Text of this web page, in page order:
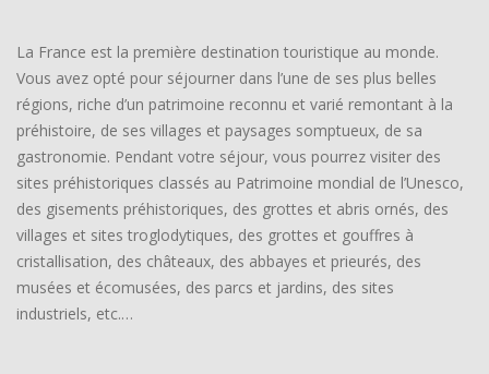
La France est la première destination touristique au monde.
Vous avez opté pour séjourner dans l’une de ses plus belles
régions, riche d’un patrimoine reconnu et varié remontant à la
préhistoire, de ses villages et paysages somptueux, de sa
gastronomie. Pendant votre séjour, vous pourrez visiter des
sites préhistoriques classés au Patrimoine mondial de l’Unesco,
des gisements préhistoriques, des grottes et abris ornés, des
villages et sites troglodytiques, des grottes et gouffres à
cristallisation, des châteaux, des abbayes et prieurés, des
musées et écomusées, des parcs et jardins, des sites
industriels, etc.…